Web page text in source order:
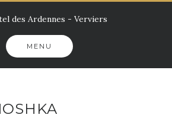
MENU